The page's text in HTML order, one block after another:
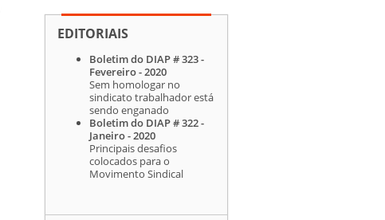
EDITORIAIS
Boletim do DIAP # 323 -
Fevereiro - 2020
Sem homologar no
sindicato trabalhador está
sendo enganado
Boletim do DIAP # 322 -
Janeiro - 2020
Principais desafios
colocados para o
Movimento Sindical